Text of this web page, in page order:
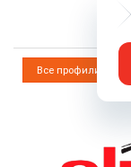
Все профили